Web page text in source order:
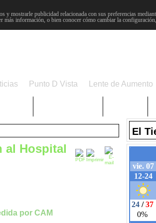
mostrarle publicidad relacionada con sus preferencias
más información, o bien conocer cómo cambiar la
Punto D Vista Lente de Aumento
al Hospital
El